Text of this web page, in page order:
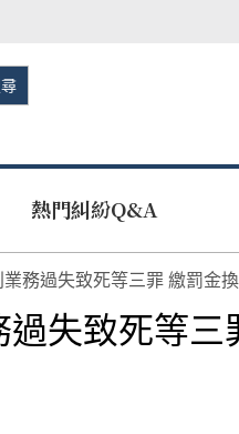
熱門糾紛Q&A
業務過失致死等三罪 繳罰金
過失致死等三